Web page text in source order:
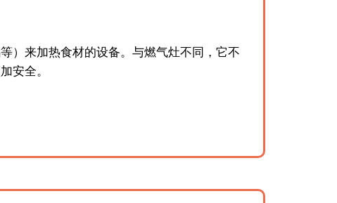
）来加热食材的设备。与燃气灶不同，它不
安全。